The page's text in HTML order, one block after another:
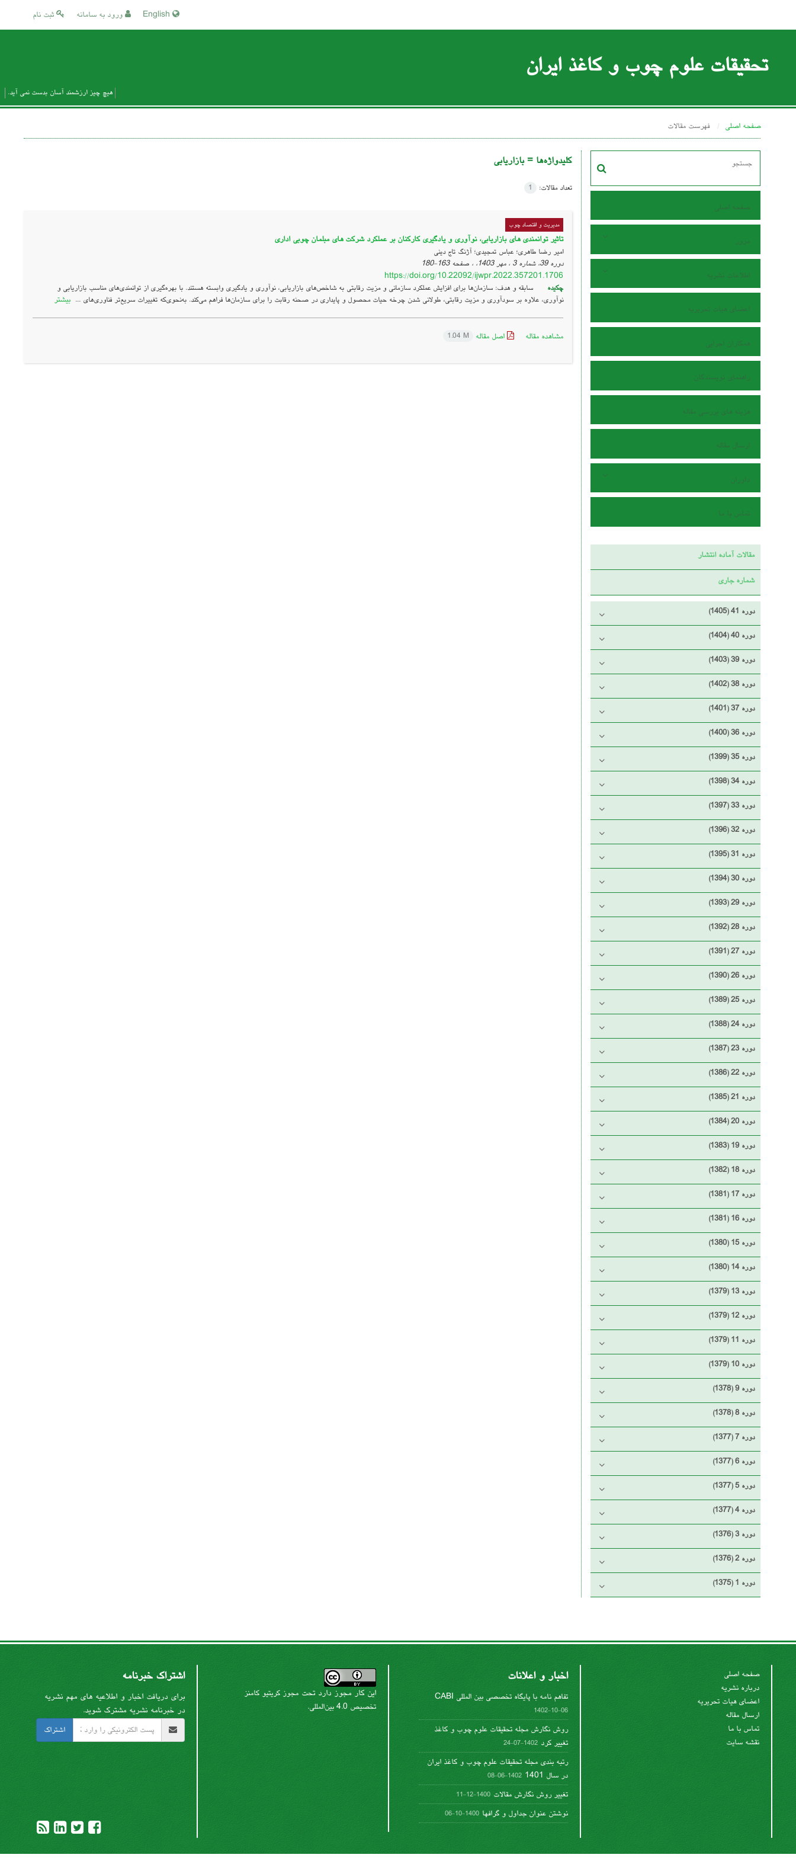
ثبت نام ورود به سامانه
تحقیقات علوم چوب و کاغذ ایران
هیچ چیز ارزشمند آسان بدست نمی آید.
صفحه اصلی فهرست مقالات
صفحه اصلی
مرور
اطلاعات نشریه
اعضای هیات تحریریه
همکاران اجرایی
راهنمای نویسندگان
هزینه های بررسی مقاله
ارسال مقاله
داوران
تماس با ما
مقالات آماده انتشار
شماره جاری
دوره 41 (1405)
دوره 40 (1404)
دوره 39 (1403)
دوره 38 (1402)
دوره 37 (1401)
دوره 36 (1400)
دوره 35 (1399)
دوره 34 (1398)
دوره 33 (1397)
دوره 32 (1396)
دوره 31 (1395)
دوره 30 (1394)
دوره 29 (1393)
دوره 28 (1392)
دوره 27 (1391)
دوره 26 (1390)
دوره 25 (1389)
دوره 24 (1388)
دوره 23 (1387)
دوره 22 (1386)
دوره 21 (1385)
دوره 20 (1384)
دوره 19 (1383)
دوره 18 (1382)
دوره 17 (1381)
دوره 16 (1381)
دوره 15 (1380)
دوره 14 (1380)
دوره 13 (1379)
دوره 12 (1379)
دوره 11 (1379)
دوره 10 (1379)
دوره 9 (1378)
دوره 8 (1378)
دوره 7 (1377)
دوره 6 (1377)
دوره 5 (1377)
دوره 4 (1377)
دوره 3 (1376)
دوره 2 (1376)
دوره 1 (1375)
کلیدواژه‌ها =بازاریابی
تعداد مقالات: 1
مدیریت و اقتصاد چوب
تاثیر توانمندی های بازاریابی، نوآوری و یادگیری کارکنان بر عملکرد شرکت های مبلمان چوبی اداری
امیر رضا طاهری؛ عباس تمجیدی؛ آژنگ تاج دینی
دوره 39، شماره 3 ، مهر 1403، ، صفحه
163-180
https://doi.org/10.22092/ijwpr.2022.357201.1706
چکیده
سابقه و هدف: سازمان‌ها برای افزایش عملکرد سازمانی و مزیت رقابتی به شاخص‌های بازاریابی، نوآوری و یادگیری وابسته هستند. با بهره‌گیری از توانمندی‌های مناسب بازاریابی و
نوآوری، علاوه بر سودآوری و مزیت رقابتی، طولانی شدن چرخه حیات محصول و پایداری در صحنه رقابت را برای سازمان‌ها فراهم می‌کند. به‌نحوی‌که تغییرات سریع‌تر فناوری‌های ...بیشتر
مشاهده مقاله اصل مقاله 1.04 M
صفحه اصلی
درباره نشریه
اعضای هیات تحریریه
ارسال مقاله
تماس با ما
نقشه سایت
اخبار و اعلانات
تفاهم نامه با پایگاه تخصصی بین المللی CABI
1402-10-06
روش نگارش مجله تحقیقات علوم چوب و کاغذ
تغییر کرد 1402-07-24
رتبه بندی مجله تحقیقات علوم چوب و کاغذ ایران
در سال 1401
1402-06-08
تغییر روش نگارش مقالات 1400-12-11
نوشتن عنوان جداول و گرافها 1400-10-06
این کار مجوز دارد تحت مجوز کریتیو کامنز
تخصیص 4.0 بین‌المللی
.
اشتراک خبرنامه
برای دریافت اخبار و اطلاعیه های مهم نشریه
در خبرنامه نشریه مشترک شوید.
اشتراک